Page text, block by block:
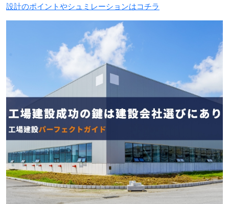
設計のポイントやシュミレーションはコチラ